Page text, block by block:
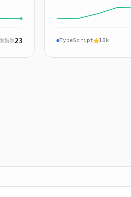
指数23 TypeScript 16k